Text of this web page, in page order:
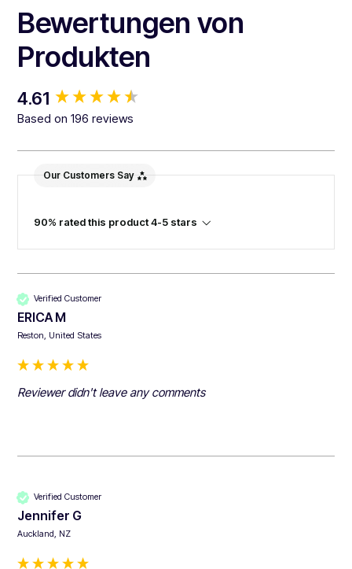
Bewertungen von
Produkten
4.61
Based on 196 reviews
Our Customers Say
90% rated this product 4-5 stars
Verified Customer
ERICA M
Reston, United States
Reviewer didn't leave any comments
Verified Customer
Jennifer G
Auckland, NZ
New content loaded